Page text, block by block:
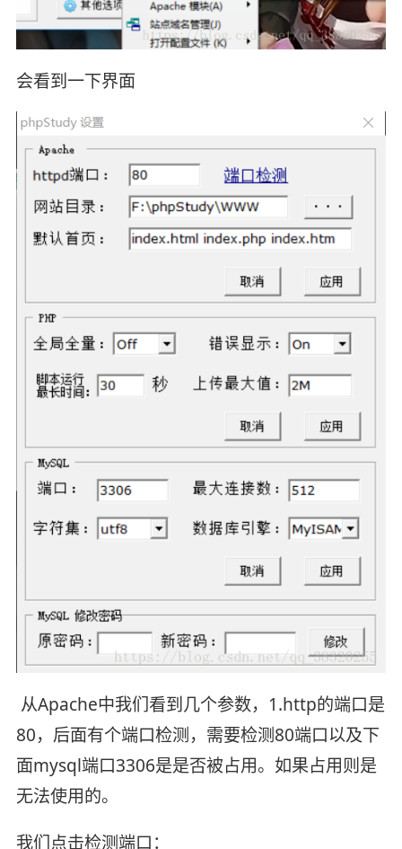
会看到一下界面
从Apache中我们看到几个参数，1.http的端口是
80，后面有个端口检测，需要检测80端口以及下
面mysql端口3306是是否被占用。如果占用则是
无法使用的。
我们点击检测端口：